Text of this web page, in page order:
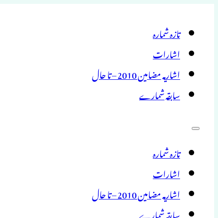
تازہ شمارہ
اشارات
اشاریہ مضامین 2010 – تا حال
سابقہ شمارے
تازہ شمارہ
اشارات
اشاریہ مضامین 2010 – تا حال
سابقہ شمارے